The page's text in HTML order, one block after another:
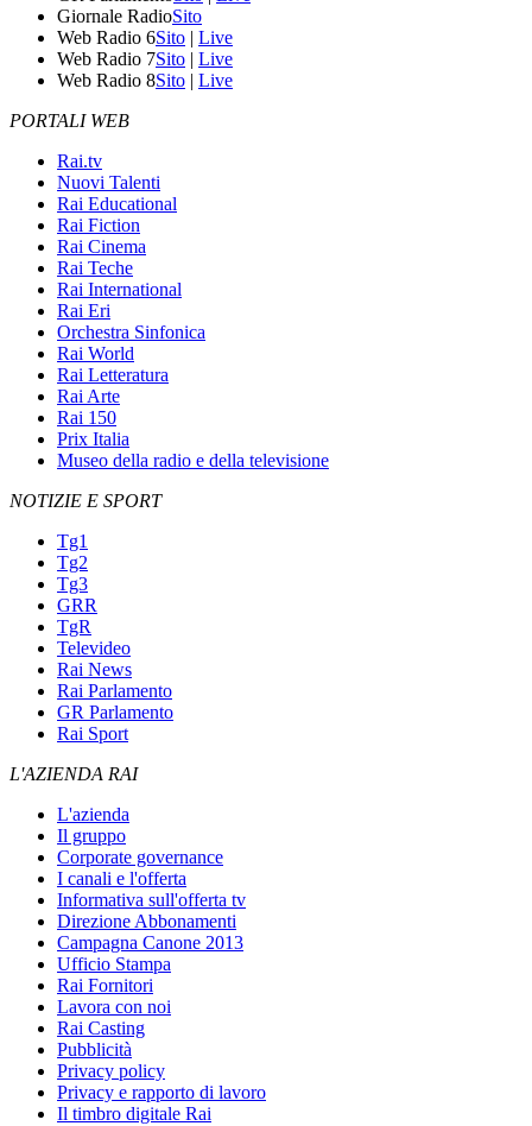
Giornale RadioSito
Web Radio 6Sito | Live
Web Radio 7Sito | Live
Web Radio 8Sito | Live
PORTALI WEB
Rai.tv
Nuovi Talenti
Rai Educational
Rai Fiction
Rai Cinema
Rai Teche
Rai International
Rai Eri
Orchestra Sinfonica
Rai World
Rai Letteratura
Rai Arte
Rai 150
Prix Italia
Museo della radio e della televisione
NOTIZIE E SPORT
Tg1
Tg2
Tg3
GRR
TgR
Televideo
Rai News
Rai Parlamento
GR Parlamento
Rai Sport
L'AZIENDA RAI
L'azienda
Il gruppo
Corporate governance
I canali e l'offerta
Informativa sull'offerta tv
Direzione Abbonamenti
Campagna Canone 2013
Ufficio Stampa
Rai Fornitori
Lavora con noi
Rai Casting
Pubblicità
Privacy policy
Privacy e rapporto di lavoro
Il timbro digitale Rai